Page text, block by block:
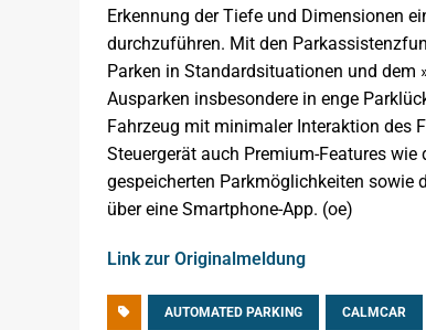
Erkennung der Tiefe und Dimensionen
durchzuführen. Mit den
Parken in Standardsituationen und dem
Ausparken insbesondere in enge
Fahrzeug mit minimaler Interaktion des
Steuergerät auch Premium-Features
gespeicherten Parkmöglichkeiten sowie
über eine Smartphone-App. (oe)
Link zur Originalmeldung
AUTOMATED PARKING CALMCAR